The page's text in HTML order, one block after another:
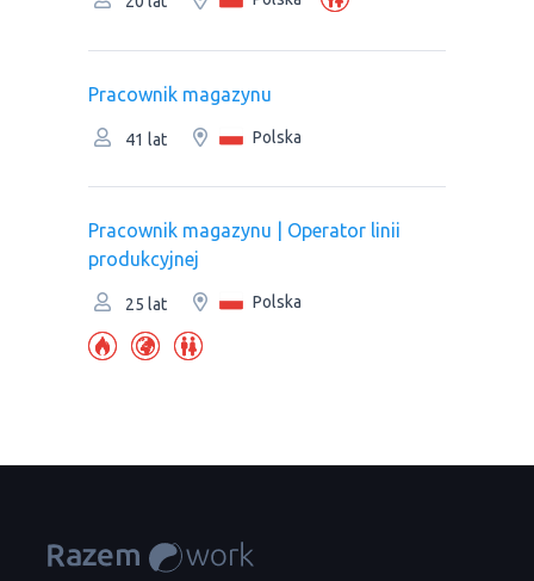
Рracownik magazynu
41 lat Polska
Рracownik magazynu | Оperator linii
produkcyjnej
25 lat Polska